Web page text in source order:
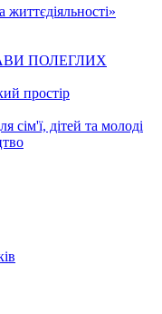
життєдіяльності»
ПОЛЕГЛИХ
простір
сім'ї, дітей та молоді